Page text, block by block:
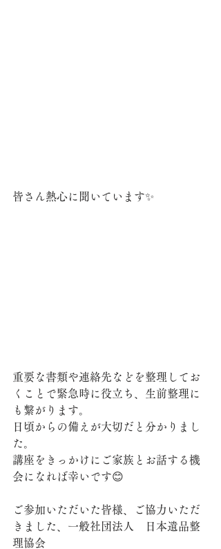
皆さん熱心に聞いています✨
重要な書類や連絡先などを整理してお
くことで緊急時に役立ち、生前整理に
も繋がります。
日頃からの備えが大切だと分かりまし
た。
講座をきっかけにご家族とお話する機
会になれば幸いです😊
ご参加いただいた皆様、ご協力いただ
きました、一般社団法人　日本遺品整
理協会